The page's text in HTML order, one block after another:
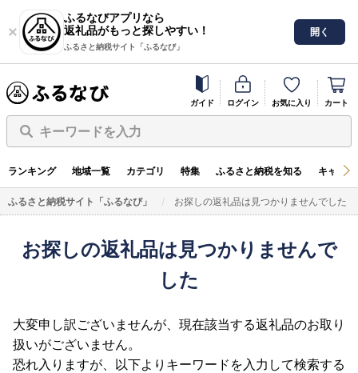
ふるなびアプリなら
返礼品がもっと探しやすい！
ふるさと納税サイト「ふるなび」
開く
ガイド ログイン お気に入り カート
キーワードを入力
ランキング 地域一覧 カテゴリ 特集 ふるさと納税を知る キャン
ふるさと納税サイト「ふるなび」 お探しの返礼品は見つかりませんでした
お探しの返礼品は見つかりませんで
した
大変申し訳ございませんが、現在該当する返礼品のお取り
扱いがございません。
恐れ入りますが、以下よりキーワードを入力して検索する